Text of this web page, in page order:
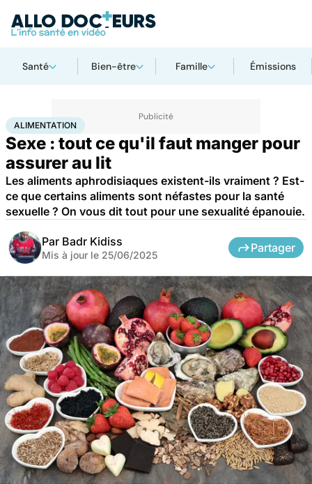
Santé Bien-être Famille Émissions
AccueilBien-être Sexo Alimentation
ALIMENTATION
Sexe : tout ce qu'il faut manger pour
assurer au lit
Les aliments aphrodisiaques existent-ils vraiment ? Est-
ce que certains aliments sont néfastes pour la santé
sexuelle ? On vous dit tout pour une sexualité épanouie.
Par Badr Kidiss
Mis à jour le 25/06/2025
Partager